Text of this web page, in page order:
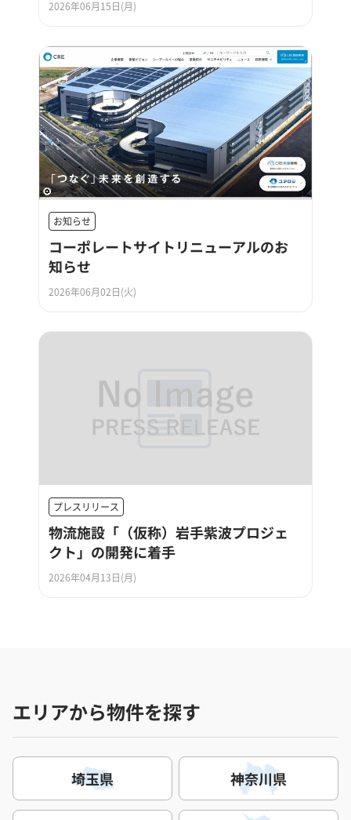
2026年06月15日(月)
お知らせ
コーポレートサイトリニューアルのお
知らせ
2026年06月02日(火)
プレスリリース
物流施設「（仮称）岩手紫波プロジェ
クト」の開発に着手
2026年04月13日(月)
エリアから物件を探す
埼玉県 神奈川県